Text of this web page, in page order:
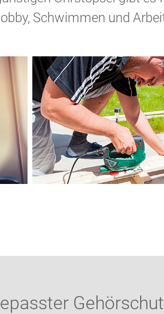
Schwimmen und